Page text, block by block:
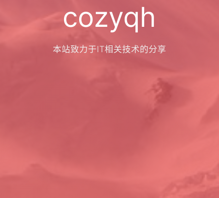
cozyqh
本站致力于IT相关技术的分享